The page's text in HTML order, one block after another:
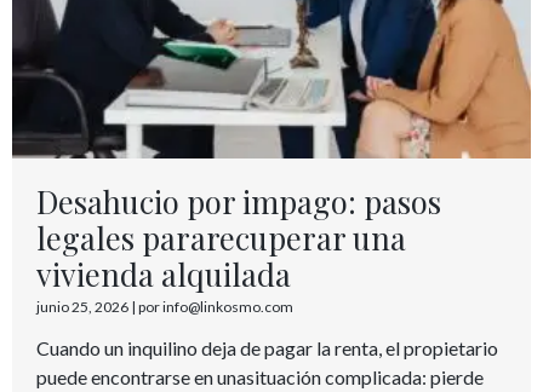
Desahucio por impago: pasos
legales pararecuperar una
vivienda alquilada
junio 25, 2026 | por info@linkosmo.com
Cuando un inquilino deja de pagar la renta, el propietario
puede encontrarse en unasituación complicada: pierde